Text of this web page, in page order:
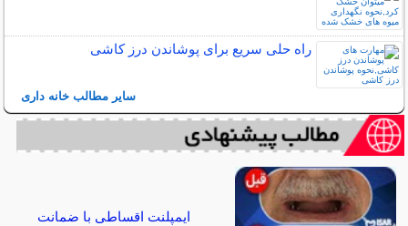
راه حلی سریع برای پوشاندن درز کاشی
سایر مطالب خانه داری
ایمپلنت اقساطی با ضمانت